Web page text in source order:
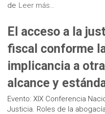
de Leer más…
El acceso a la
fiscal conforme
implicancia a
alcance y
Evento: XIX Conferencia
Justicia. Roles de la